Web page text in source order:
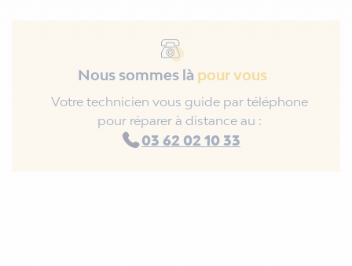
Nous sommes là pour vous
Votre technicien vous guide par téléphone
pour réparer à distance au :
03 62 02 10 33